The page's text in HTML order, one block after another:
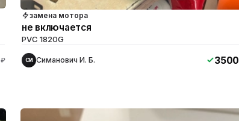
₽
замена мотора
не включается
PVC 1820G
СИ Симанович И. Б. 3500